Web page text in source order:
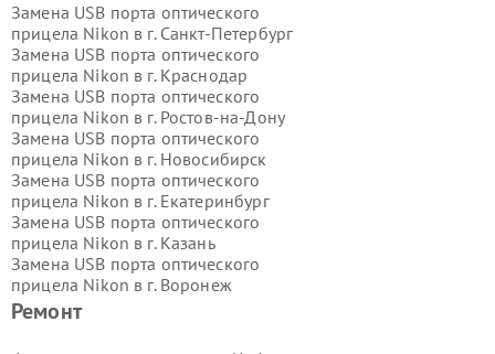
Ремонт
Замена USB порта оптического
прицела Nikon в г. Санкт-Петербург
Замена USB порта оптического
прицела Nikon в г. Краснодар
Замена USB порта оптического
прицела Nikon в г. Ростов-на-Дону
Замена USB порта оптического
прицела Nikon в г. Новосибирск
Замена USB порта оптического
прицела Nikon в г. Екатеринбург
Замена USB порта оптического
прицела Nikon в г. Казань
Замена USB порта оптического
прицела Nikon в г. Воронеж
Замена USB порта оптического
Замена USB порта оптического